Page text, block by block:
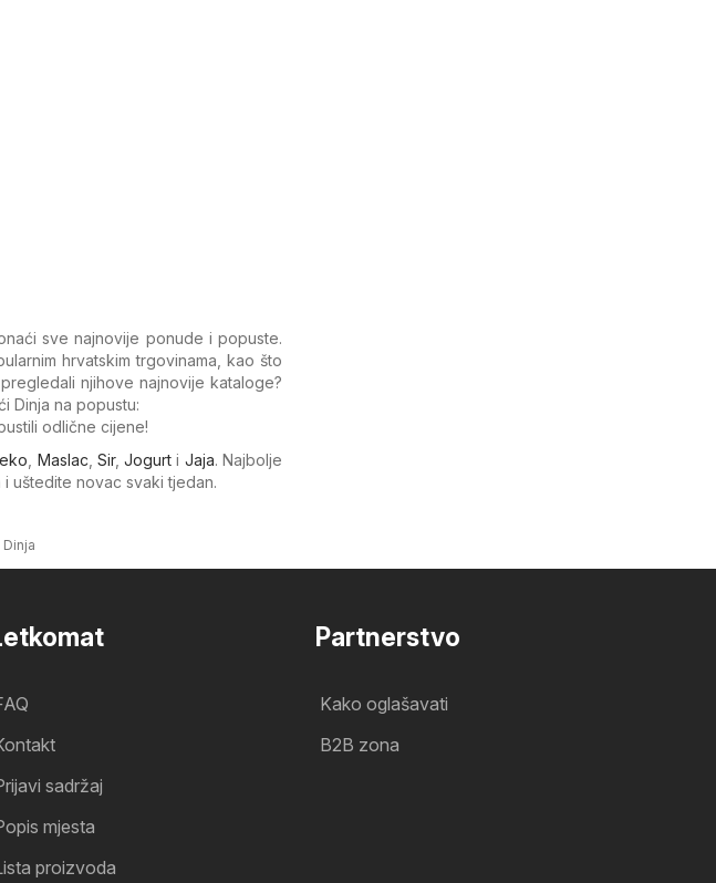
sve najnovije ponude i popuste.
hrvatskim trgovinama, kao što
njihove najnovije kataloge?
Dinja na popustu:
odlične cijene!
Maslac Sir,Jogurt i Jaja. Najbolje
i uštedite novac svaki tjedan.
Dinja
sadržaj
mjesta
proizvoda
Partnerstvo
Kako oglašavati
B2B zona